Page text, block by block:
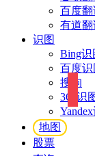
百度翻
有道翻
识图
Bing识
百度识
搜狗
360识
地图
股票